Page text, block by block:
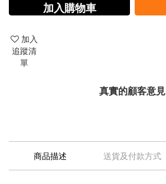
加入購物車
加入
追蹤清
單
真實的顧客意見
商品描述 送貨及付款方式